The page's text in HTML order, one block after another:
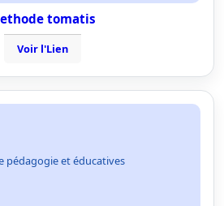
tomatis
Voir l'Lien
pédagogie et éducatives